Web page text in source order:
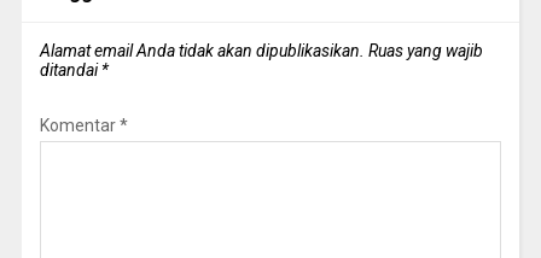
Alamat email Anda tidak akan dipublikasikan. Ruas yang wajib
ditandai*
Komentar*